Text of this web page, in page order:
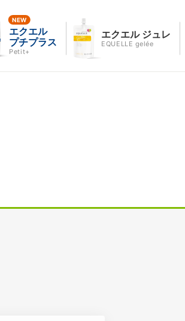
エクエル
プチプラス
Petit+
エクエル ジュレ
EQUELLE gelée